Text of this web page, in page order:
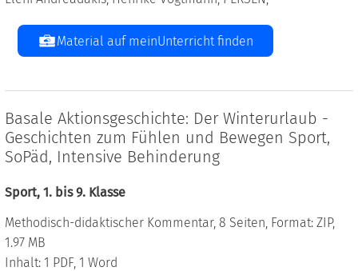
Material auf meinUnterricht finden
Basale Aktionsgeschichte: Der Winterurlaub -
Geschichten zum Fühlen und Bewegen Sport,
SoPäd, Intensive Behinderung
Sport, 1. bis 9. Klasse
Methodisch-didaktischer Kommentar, 8 Seiten, Format: ZIP,
1.97 MB
Inhalt: 1 PDF, 1 Word